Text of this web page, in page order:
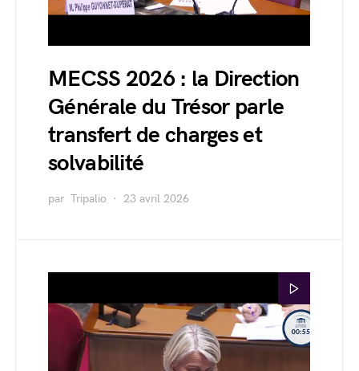
MECSS 2026 : la Direction
Générale du Trésor parle
transfert de charges et
solvabilité
par Tripalio 23 avril 2026